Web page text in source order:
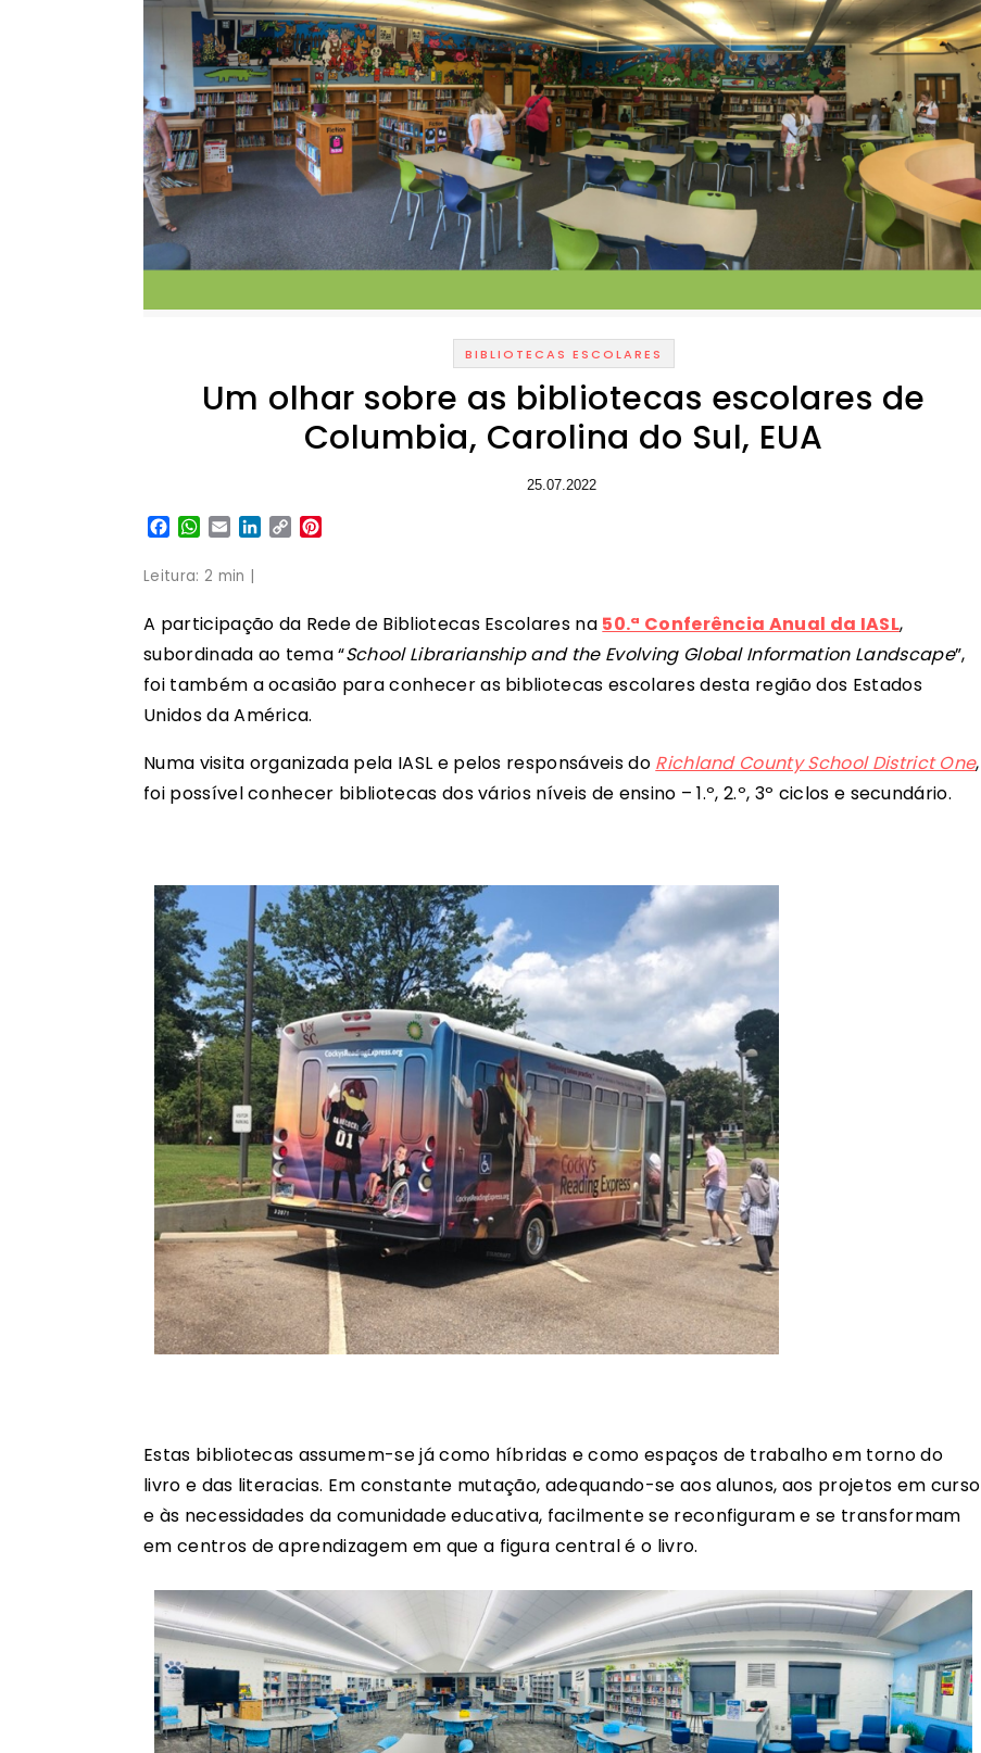
BIBLIOTECAS ESCOLARES
Um olhar sobre as bibliotecas escolares de
Columbia, Carolina do Sul, EUA
25.07.2022
Facebook
WhatsApp
EmailLinkedIn
Copy
Leitura: 2 min |
A participação da Rede de Bibliotecas Escolares na 50.ª Conferência Anual da IASL,
subordinada ao tema “School Librarianship and the Evolving Global Information Landscape”,
foi também a ocasião para conhecer as bibliotecas escolares desta região dos Estados
Unidos da América.
Numa visita organizada pela IASL e pelos responsáveis do Richland County School District One,
foi possível conhecer bibliotecas dos vários níveis de ensino – 1.º, 2.º, 3º ciclos e secundário.
Estas bibliotecas assumem-se já como híbridas e como espaços de trabalho em torno do
livro e das literacias. Em constante mutação, adequando-se aos alunos, aos projetos em curso
e às necessidades da comunidade educativa, facilmente se reconfiguram e se transformam
em centros de aprendizagem em que a figura central é o livro.